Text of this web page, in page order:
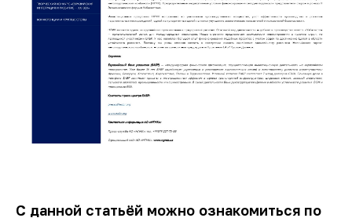
С данной статьёй можно ознакомиться по